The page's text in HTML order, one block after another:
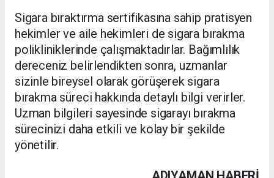
Sigara bıraktırma sertifikasına sahip pratisyen
hekimler ve aile hekimleri de sigara bırakma
polikliniklerinde çalışmaktadırlar. Bağımlılık
dereceniz belirlendikten sonra, uzmanlar
sizinle bireysel olarak görüşerek sigara
bırakma süreci hakkında detaylı bilgi verirler.
Uzman bilgileri sayesinde sigarayı bırakma
sürecinizi daha etkili ve kolay bir şekilde
yönetilir.